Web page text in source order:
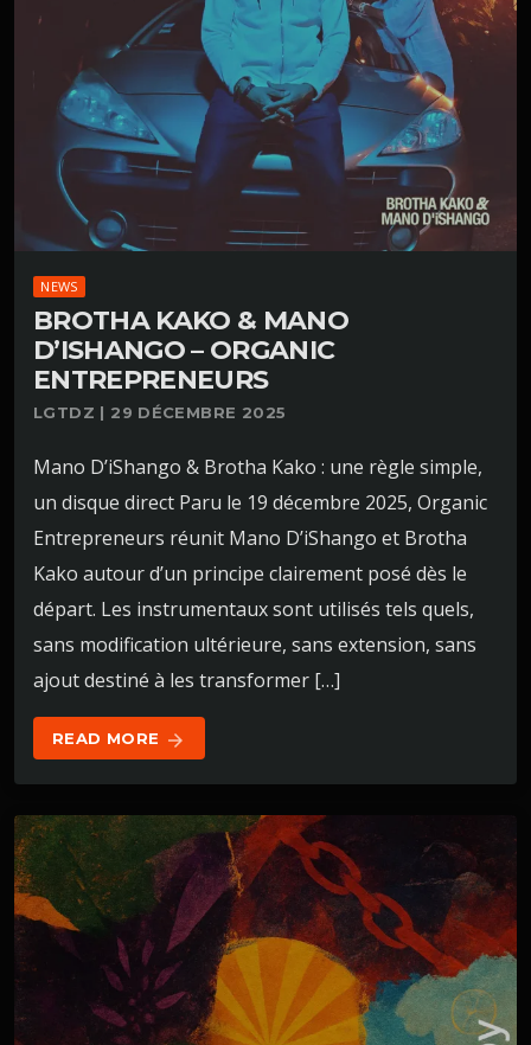
NEWS
BROTHA KAKO & MANO
D’ISHANGO – ORGANIC
ENTREPRENEURS
LGTDZ | 29 DÉCEMBRE 2025
Mano D’iShango & Brotha Kako : une règle simple,
un disque direct Paru le 19 décembre 2025, Organic
Entrepreneurs réunit Mano D’iShango et Brotha
Kako autour d’un principe clairement posé dès le
départ. Les instrumentaux sont utilisés tels quels,
sans modification ultérieure, sans extension, sans
ajout destiné à les transformer […]
READ MORE arrow_forward